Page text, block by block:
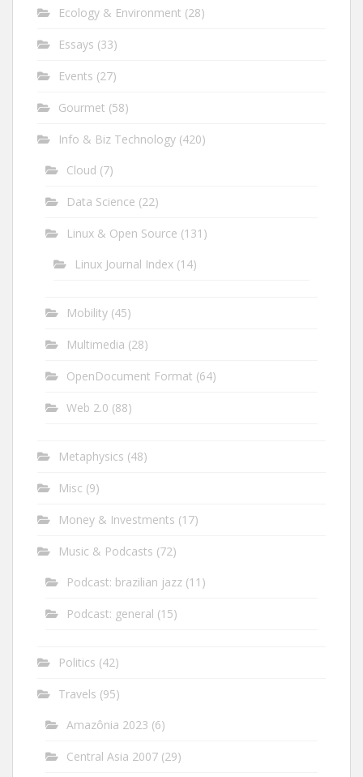
Ecology & Environment (28)
Essays (33)
Events (27)
Gourmet (58)
Info & Biz Technology (420)
Cloud (7)
Data Science (22)
Linux & Open Source (131)
Linux Journal Index (14)
Mobility (45)
Multimedia (28)
OpenDocument Format (64)
Web 2.0 (88)
Metaphysics (48)
Misc (9)
Money & Investments (17)
Music & Podcasts (72)
Podcast: brazilian jazz (11)
Podcast: general (15)
Politics (42)
Travels (95)
Amazônia 2023 (6)
Central Asia 2007 (29)